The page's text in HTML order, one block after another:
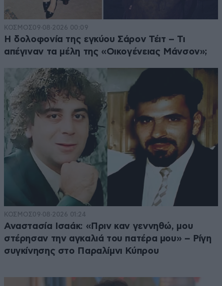
ΚΟΣΜΟΣ09·08·2026 00:09
Η δολοφονία της εγκύου Σάρον Τέιτ – Τι
απέγιναν τα μέλη της «Οικογένειας Μάνσον»;
ΚΟΣΜΟΣ09·08·2026 01:24
Αναστασία Ισαάκ: «Πριν καν γεννηθώ, μου
στέρησαν την αγκαλιά του πατέρα μου» – Ρίγη
συγκίνησης στο Παραλίμνι Κύπρου